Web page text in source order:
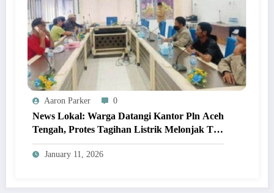
Aaron Parker 0
News Lokal: Warga Datangi Kantor Pln Aceh
Tengah, Protes Tagihan Listrik Melonjak Tak
Wajar!
January 11, 2026